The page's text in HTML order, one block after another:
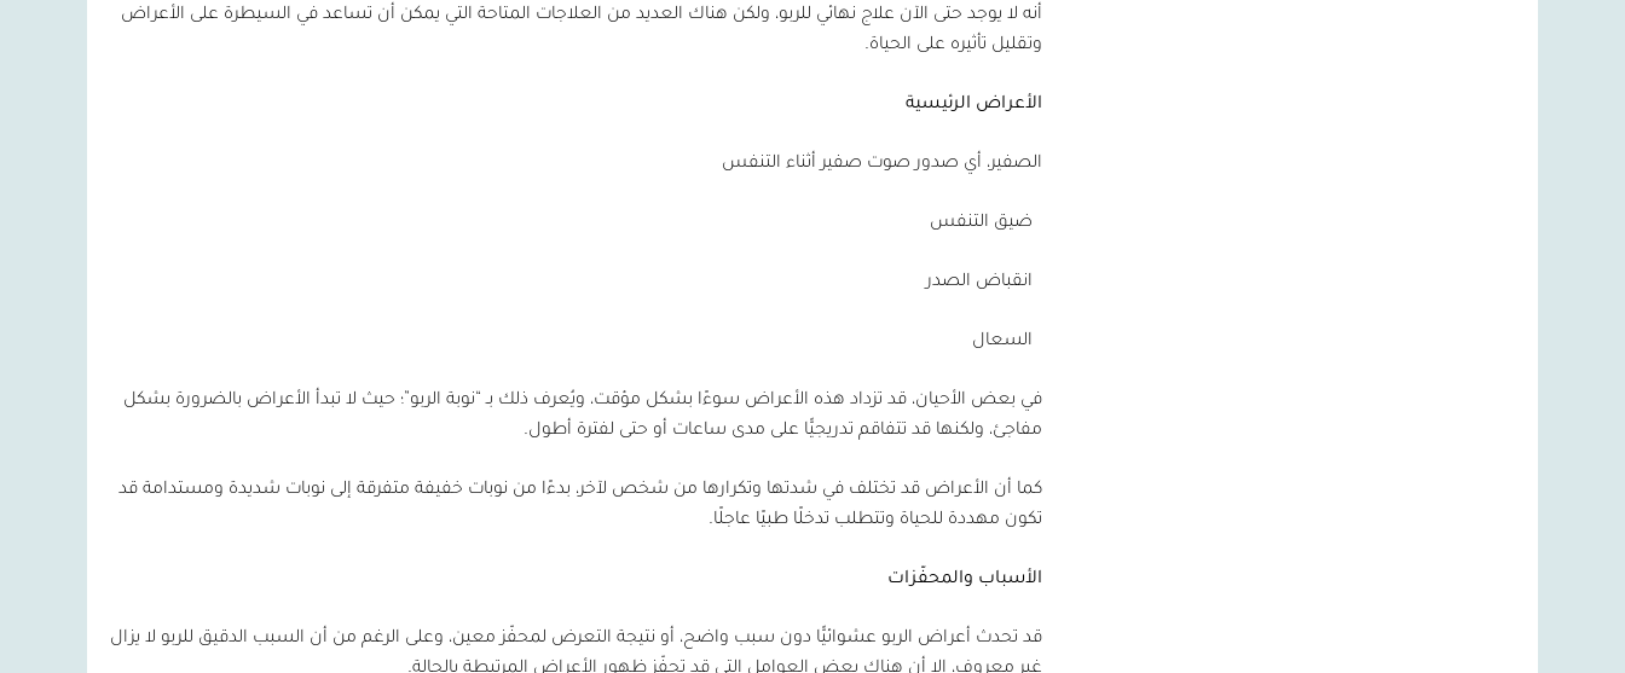
أنه لا يوجد حتى الآن علاج نهائي للربو، ولكن هناك العديد من العلاجات المتاحة التي يمكن أن تساعد في السيطرة على الأعراض
وتقليل تأثيره على الحياة.
الأعراض الرئيسية
الصفير، أي صدور صوت صفير أثناء التنفس
ضيق التنفس
انقباض الصدر
السعال
في بعض الأحيان، قد تزداد هذه الأعراض سوءًا بشكل مؤقت، ويُعرف ذلك بـ “نوبة الربو”؛ حيث لا تبدأ الأعراض بالضرورة بشكل
مفاجئ، ولكنها قد تتفاقم تدريجيًّا على مدى ساعات أو حتى لفترة أطول.
كما أن الأعراض قد تختلف في شدتها وتكرارها من شخص لآخر، بدءًا من نوبات خفيفة متفرقة إلى نوبات شديدة ومستدامة قد
تكون مهددة للحياة وتتطلب تدخلًا طبيًا عاجلًا.
الأسباب والمحفّزات
قد تحدث أعراض الربو عشوائيًّا دون سبب واضح، أو نتيجة التعرض لمحفّز معين، وعلى الرغم من أن السبب الدقيق للربو لا يزال